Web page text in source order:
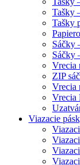
Tašky
Tašky
Sáčky
Sáčky
Vrecia
ZIP
Vrecia
Vrecia
Viazacie